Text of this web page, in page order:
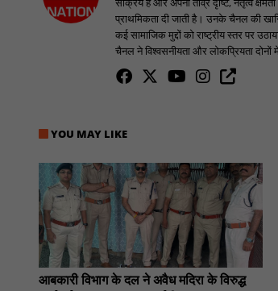
प्राथमिकता दी जाती है। उनके चैनल की
कई सामाजिक मुद्दों को राष्ट्रीय स्तर पर
चैनल ने विश्वसनीयता और लोकप्रियता दोनों
YOU MAY LIKE
आबकारी विभाग के दल ने अवैध मदिरा के विरुद्ध